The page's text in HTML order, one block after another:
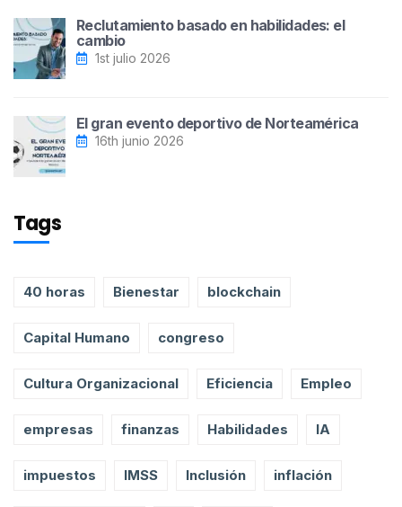
Reclutamiento basado en habilidades: el
cambio
1st julio 2026
El gran evento deportivo de Norteamérica
16th junio 2026
Tags
40 horas Bienestar blockchain
Capital Humano congreso
Cultura Organizacional Eficiencia Empleo
empresas finanzas Habilidades IA
impuestos IMSS Inclusión inflación